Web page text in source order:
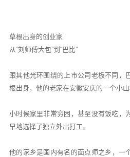
草根出身的创业家
从“刘师傅大包”到“巴比”
跟其他光环围绕的上市公司老板不同，
根出身，他的老家在安徽安庆的一个小山
小时候家里非常穷困，甚至没有饭吃，
早地选择了独立外出打工。
他的家乡是国内有名的面点师之乡，一